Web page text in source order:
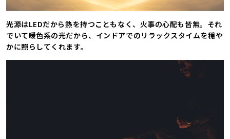
光源はLEDだから熱を持つこともなく、火事の心配も皆無。それ
でいて暖色系の光だから、インドアでのリラックスタイムを穏や
かに照らしてくれます。